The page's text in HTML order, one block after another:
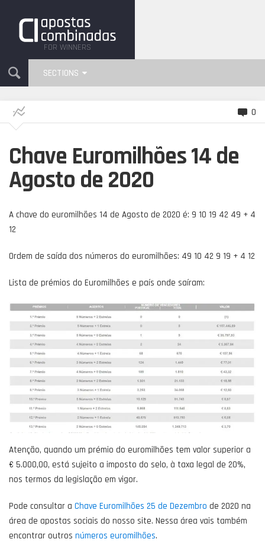
FOR WINNERS
SECTIONS
0
Chave Euromilhões 14 de
Agosto de 2020
A chave do euromilhões 14 de Agosto de 2020 é: 9 10 19 42 49 + 4
12
Ordem de saída dos números do euromilhões: 49 10 42 9 19 + 4 12
Lista de prémios do Euromilhões e país onde saíram:
Atenção, quando um prémio do euromilhões tem valor superior a
€ 5.000,00, está sujeito a imposto do selo, à taxa legal de 20%,
nos termos da legislação em vigor.
Pode consultar a Chave Euromilhões 25 de Dezembro de 2020 na
área de apostas sociais do nosso site. Nessa área vais também
encontrar outros números euromilhões.